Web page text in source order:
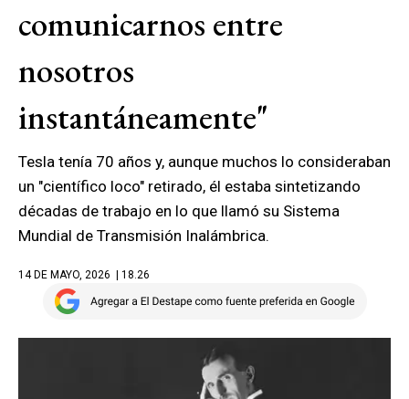
comunicarnos entre
nosotros
instantáneamente"
Tesla tenía 70 años y, aunque muchos lo consideraban
un "científico loco" retirado, él estaba sintetizando
décadas de trabajo en lo que llamó su Sistema
Mundial de Transmisión Inalámbrica.
14 DE MAYO, 2026 | 18.26